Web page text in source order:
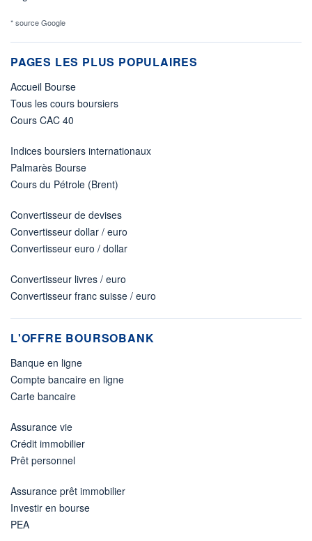
* source Google
PAGES LES PLUS POPULAIRES
Accueil Bourse
Tous les cours boursiers
Cours CAC 40
Indices boursiers internationaux
Palmarès Bourse
Cours du Pétrole (Brent)
Convertisseur de devises
Convertisseur dollar / euro
Convertisseur euro / dollar
Convertisseur livres / euro
Convertisseur franc suisse / euro
L'OFFRE BOURSOBANK
Banque en ligne
Compte bancaire en ligne
Carte bancaire
Assurance vie
Crédit immobilier
Prêt personnel
Assurance prêt immobilier
Investir en bourse
PEA